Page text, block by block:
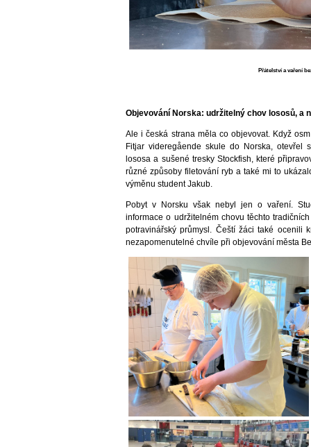
Přátelství a vaření
Objevování Norska: udržitelný chov lososů, a
Ale i česká strana měla co objevovat. Když
Fitjar videregående skule do Norska, otevřel
lososa a sušené tresky Stockfish, které
různé způsoby filetování ryb a také mi to
výměnu student Jakub.
Pobyt v Norsku však nebyl jen o vaření.
informace o udržitelném chovu těchto
potravinářský průmysl. Čeští žáci také ocenili
nezapomenutelné chvíle při objevování města